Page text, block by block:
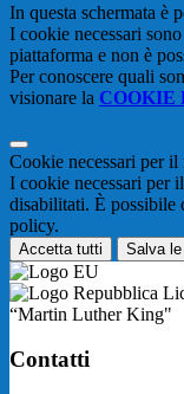
In questa schermata è
I cookie necessari
piattaforma e non è
Per conoscere quali
visionare la COOKIE
Cookie necessari per
I cookie necessari per
disabilitati. È possibile
policy.
Accetta tutti Salva
“Martin Luther King"
Contatti